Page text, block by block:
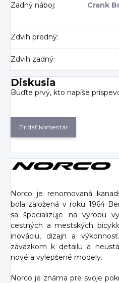
Zadný náboj:
Crank
Zdvih predný:
Zdvih zadný:
Diskusia
Buďte prvý, kto napíše
Pridať komentár
Norco je renomovaná
bola založená v roku 1964
sa špecializuje na výrobu
cestných a mestských
inováciu, dizajn a
záväzkom k detailu a
nové a vylepšené modely.
Norco je známa pre svoje